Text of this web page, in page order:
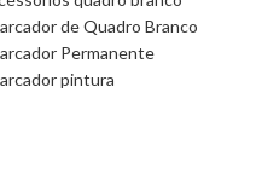
de Quadro Branco
Permanente
pintura